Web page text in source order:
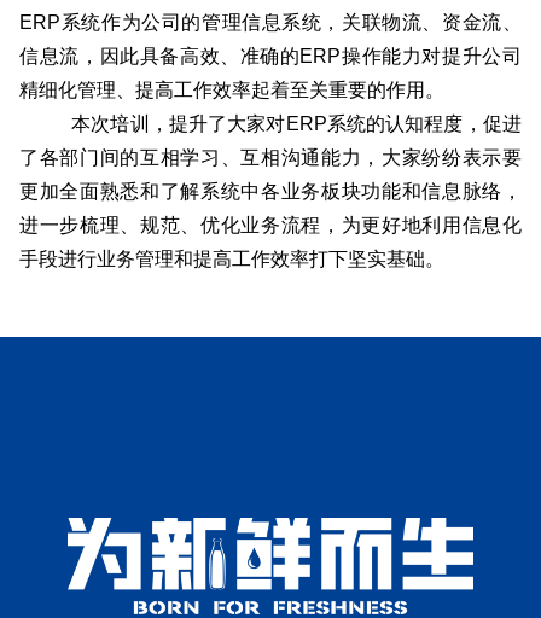
ERP系统作为公司的管理信息系统，关联物流、资金流、
信息流，因此具备高效、准确的ERP操作能力对提升公司
精细化管理、提高工作效率起着至关重要的作用。
本次培训，提升了大家对ERP系统的认知程度，促进
了各部门间的互相学习、互相沟通能力，大家纷纷表示要
更加全面熟悉和了解系统中各业务板块功能和信息脉络，
进一步梳理、规范、优化业务流程，为更好地利用信息化
手段进行业务管理和提高工作效率打下坚实基础。